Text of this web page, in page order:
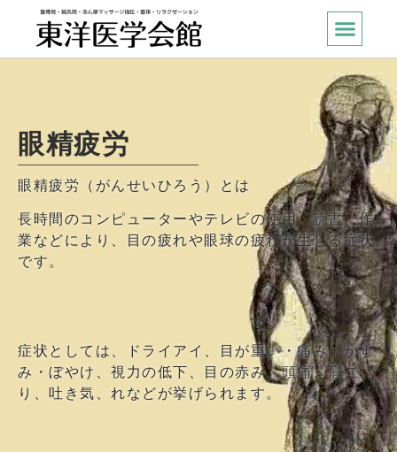
眼精疲労
眼精疲労（がんせいひろう）とは
長時間のコンピューターやテレビの使用、読書、作
業などにより、目の疲れや眼球の疲れが生じる症状
です。
症状としては、ドライアイ、目が重い・痛み・かす
み・ぼやけ、視力の低下、目の赤み、頭痛、肩こ
り、吐き気、れなどが挙げられます。